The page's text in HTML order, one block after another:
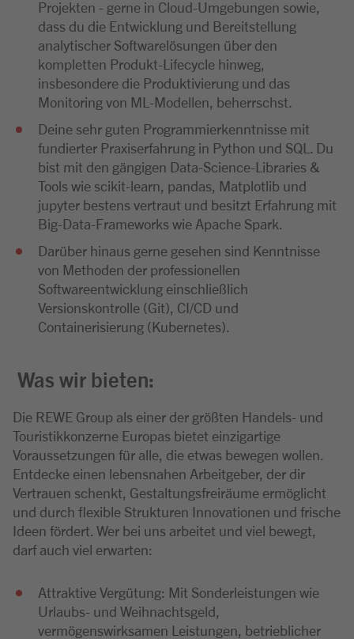
Projekten - gerne in Cloud-Umgebungen sowie,
dass du die Entwicklung und Bereitstellung
analytischer Softwarelösungen über den
kompletten Produkt-Lifecycle hinweg,
insbesondere die Produktivierung und das
Monitoring von ML-Modellen, beherrschst.
Deine sehr guten Programmierkenntnisse mit
fundierter Praxiserfahrung in Python und SQL. Du
bist mit den gängigen Data-Science-Libraries &
Tools wie scikit-learn, pandas, Matplotlib und
jupyter bestens vertraut und besitzt Erfahrung mit
Big-Data-Frameworks wie Apache Spark.
Darüber hinaus gerne gesehen sind Kenntnisse
von Methoden der professionellen
Softwareentwicklung einschließlich
Versionskontrolle (Git), CI/CD und
Containerisierung (Kubernetes).
Was wir bieten:
Die REWE Group als einer der größten Handels- und
Touristikkonzerne Europas bietet einzigartige
Voraussetzungen für alle, die etwas bewegen wollen.
Entdecke einen lebensnahen Arbeitgeber, der dir
Vertrauen schenkt, Gestaltungsfreiräume ermöglicht
und durch flexible Strukturen Innovationen und frische
Ideen fördert. Wer bei uns arbeitet und viel bewegt,
darf auch viel erwarten:
Attraktive Vergütung: Mit Sonderleistungen wie
Urlaubs- und Weihnachtsgeld,
vermögenswirksamen Leistungen, betrieblicher